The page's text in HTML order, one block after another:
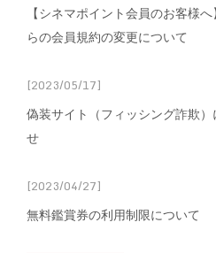
【シネマポイント会員のお客様
らの会員規約の変更について
[2023/05/17]
偽装サイト（フィッシング詐欺
せ
[2023/04/27]
無料鑑賞券の利用制限について